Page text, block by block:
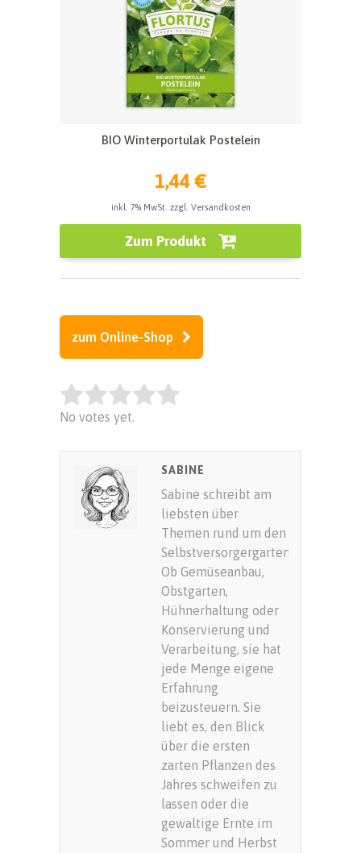
BIO Winterportulak Postelein
1,44 €
inkl. 7% MwSt. zzgl. Versandkosten
Zum Produkt
zum Online-Shop
Rate this item:
SUBMIT RATING
No votes yet.
SABINE
Sabine schreibt am
liebsten über
Themen rund um den
Selbstversorgergarten.
Ob Gemüseanbau,
Obstgarten,
Hühnerhaltung oder
Konservierung und
Verarbeitung, sie hat
jede Menge eigene
Erfahrung
beizusteuern. Sie
liebt es, den Blick
über die ersten
zarten Pflanzen des
Jahres schweifen zu
lassen oder die
gewaltige Ernte im
Sommer und Herbst